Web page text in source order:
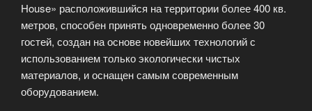
House» расположившийся на территории более 400 кв.
метров, способен принять одновременно более 30
гостей, создан на основе новейших технологий с
использованием только экологически чистых
материалов, и оснащен самым современным
оборудованием.